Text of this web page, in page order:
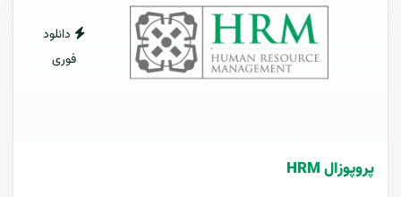
دانلود
فوری
پروپوزال HRM